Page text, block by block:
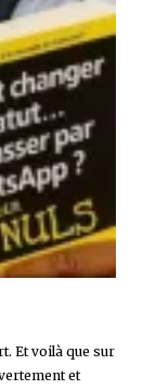
Et voilà que sur
et